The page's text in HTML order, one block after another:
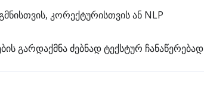
კორექტურისთვის ან NLP
გარდაქმნა ძებნად ტექსტურ ჩანაწერებად